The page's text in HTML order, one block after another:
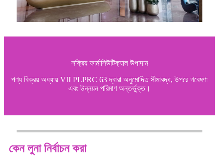
সক্রিয় ফার্মাসিউটিক্যাল উপাদান
পণ্য বিক্রয় অধ্যায় VII PLPRC 63 দ্বারা অনুমোদিত সীমাবদ্ধ, উপরে গবেষণা
এবং উন্নয়ন পরিমাণ অন্তর্ভুক্ত।
কেন লুনা নির্বাচন করা